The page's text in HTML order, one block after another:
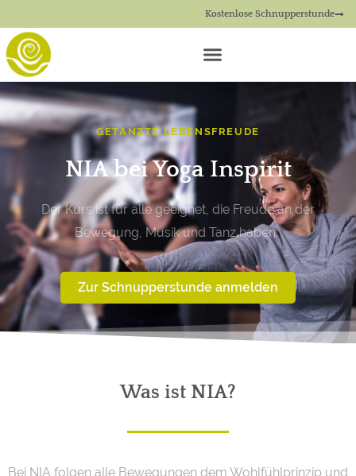
Kostenlose Schnupperstunde
GETANZTE LEBENSFREUDE
NIA bei Yoga Inspirit
Der Kurs ist für alle geeignet, die Freude an der
Bewegung, Musik und Tanz haben.
Zur Schnupperstunde anmelden
Was ist NIA?
Bei NIA folgen alle Bewegungen dem Wohlfühlprinzip und